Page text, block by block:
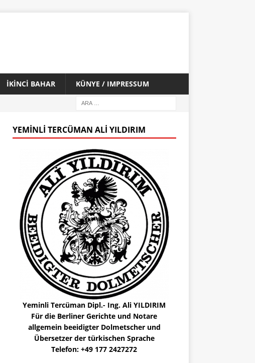
İKİNCİ BAHAR KÜNYE / IMPRESSUM
YEMINLI TERCÜMAN ALI YILDIRIM
Yeminli Tercüman Dipl.- Ing. Ali YILDIRIM
Für die Berliner Gerichte und Notare
allgemein beeidigter Dolmetscher und
Übersetzer der türkischen Sprache
Telefon: +49 177 2427272